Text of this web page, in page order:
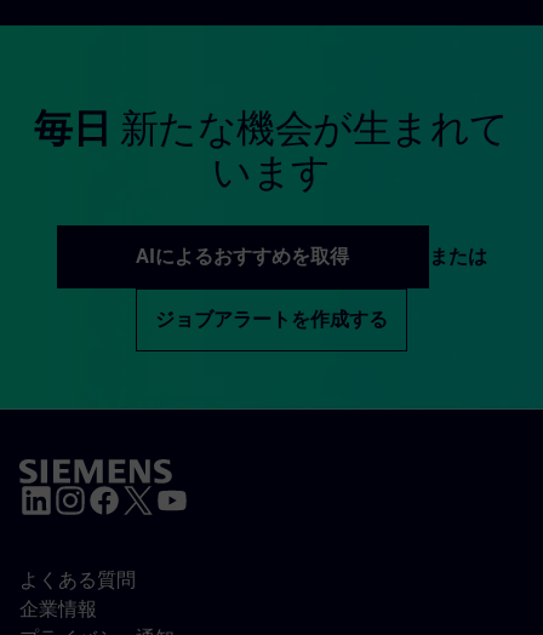
毎日 新たな機会が生まれて
います
AIによるおすすめを取得 または
ジョブアラートを作成する
よくある質問
企業情報